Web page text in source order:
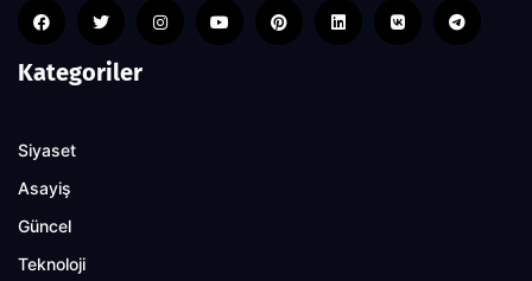
Kategoriler
Siyaset
Asayiş
Güncel
Teknoloji